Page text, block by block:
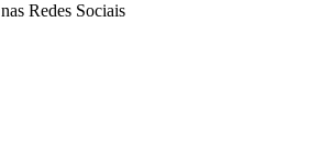
nas Redes Sociais